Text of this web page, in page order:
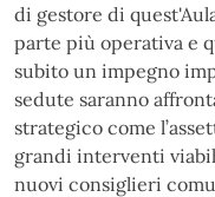
di gestore di
parte più operativa e
subito un impegno
sedute saranno
strategico come
grandi interventi
nuovi consiglieri